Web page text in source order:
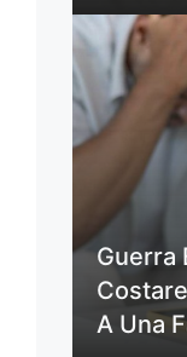
Guerra
A Una